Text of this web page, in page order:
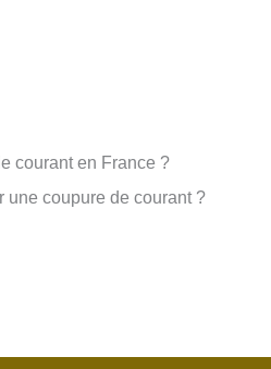
courant en France ?
une coupure de courant ?